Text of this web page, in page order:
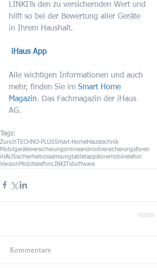
LINKITs den zu versichernden Wert und
hilft so bei der Bewertung aller Geräte
in Ihrem Haushalt.
iHaus App
Alle wichtigen Informationen und auch
mehr, finden Sie im Smart Home
Magazin. Das Fachmagazin der iHaus
AG.
Tags:
Zurich TECHNO-PLUSSmart-HomeHaustechnik
Mobilgeräteversicherungonlineandroidversicherungsforen
iHAUSsicherheitiossamsungtabletappstoremobilrelefon
Version Mobiltelefon LINKITsSoftware
Kommentare